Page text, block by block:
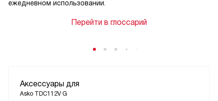
ежедневном использовании.
Перейти в глоссарий
Аксессуары для
Asko TDC112V G